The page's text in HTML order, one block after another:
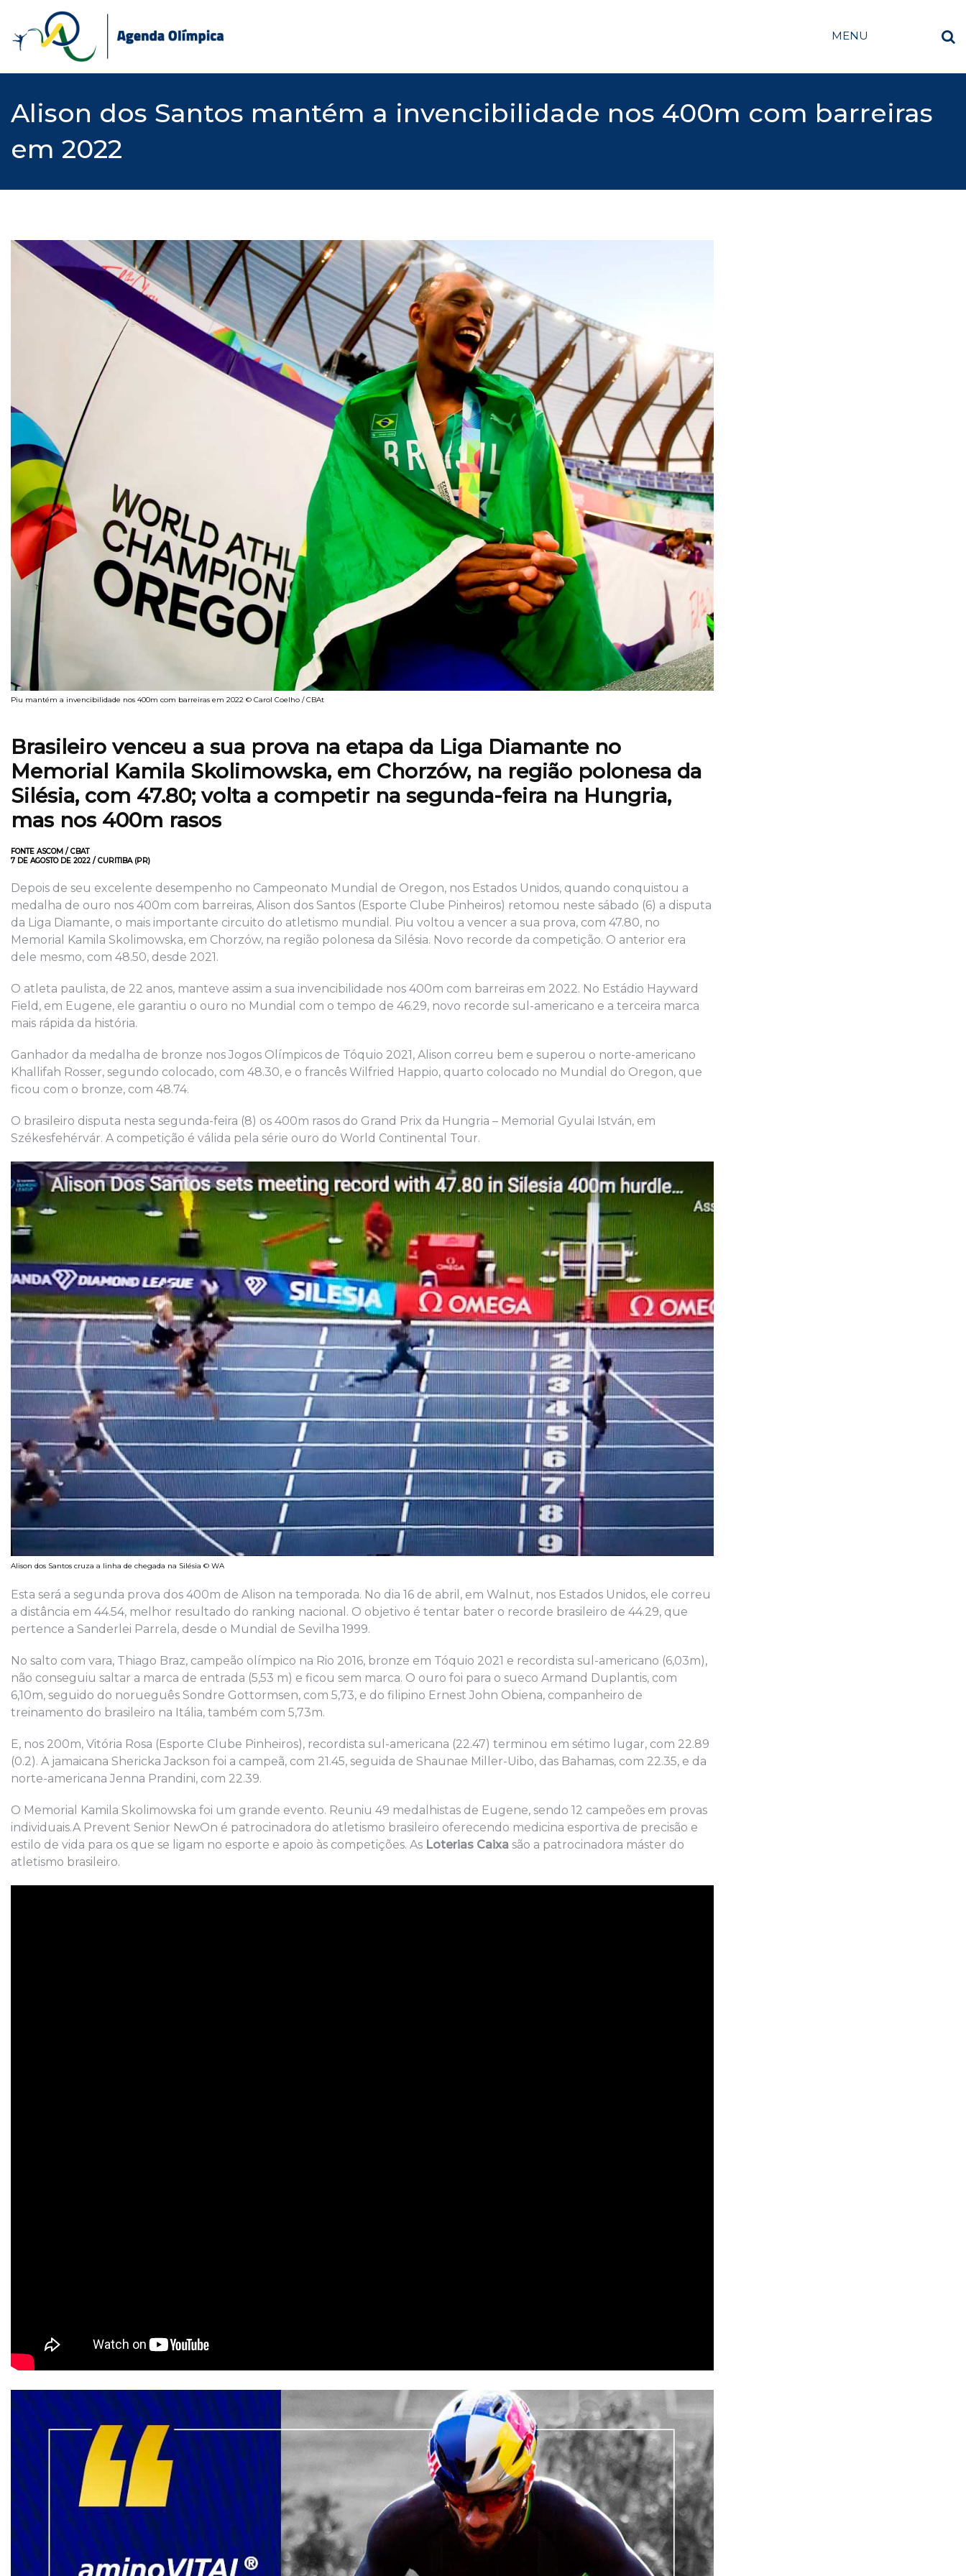
content
MENU
Alison dos Santos mantém a invencibilidade nos 400m com barreiras
em 2022
Piu mantém a invencibilidade nos 400m com barreiras em 2022 © Carol Coelho / CBAt
Brasileiro venceu a sua prova na etapa da Liga Diamante no
Memorial Kamila Skolimowska, em Chorzów, na região polonesa da
Silésia, com 47.80; volta a competir na segunda-feira na Hungria,
mas nos 400m rasos
FONTE ASCOM / CBAT
7 DE AGOSTO DE 2022 / CURITIBA (PR)
Depois de seu excelente desempenho no Campeonato Mundial de Oregon, nos Estados Unidos, quando conquistou a
medalha de ouro nos 400m com barreiras, Alison dos Santos (Esporte Clube Pinheiros) retomou neste sábado (6) a disputa
da Liga Diamante, o mais importante circuito do atletismo mundial. Piu voltou a vencer a sua prova, com 47.80, no
Memorial Kamila Skolimowska, em Chorzów, na região polonesa da Silésia. Novo recorde da competição. O anterior era
dele mesmo, com 48.50, desde 2021.
O atleta paulista, de 22 anos, manteve assim a sua invencibilidade nos 400m com barreiras em 2022. No Estádio Hayward
Field, em Eugene, ele garantiu o ouro no Mundial com o tempo de 46.29, novo recorde sul-americano e a terceira marca
mais rápida da história.
Ganhador da medalha de bronze nos Jogos Olímpicos de Tóquio 2021, Alison correu bem e superou o norte-americano
Khallifah Rosser, segundo colocado, com 48.30, e o francês Wilfried Happio, quarto colocado no Mundial do Oregon, que
ficou com o bronze, com 48.74.
O brasileiro disputa nesta segunda-feira (8) os 400m rasos do Grand Prix da Hungria – Memorial Gyulai István, em
Székesfehérvár. A competição é válida pela série ouro do World Continental Tour.
Alison dos Santos cruza a linha de chegada na Silésia © WA
Esta será a segunda prova dos 400m de Alison na temporada. No dia 16 de abril, em Walnut, nos Estados Unidos, ele correu
a distância em 44.54, melhor resultado do ranking nacional. O objetivo é tentar bater o recorde brasileiro de 44.29, que
pertence a Sanderlei Parrela, desde o Mundial de Sevilha 1999.
No salto com vara, Thiago Braz, campeão olímpico na Rio 2016, bronze em Tóquio 2021 e recordista sul-americano (6,03m),
não conseguiu saltar a marca de entrada (5,53 m) e ficou sem marca. O ouro foi para o sueco Armand Duplantis, com
6,10m, seguido do norueguês Sondre Gottormsen, com 5,73, e do filipino Ernest John Obiena, companheiro de
treinamento do brasileiro na Itália, também com 5,73m.
E, nos 200m, Vitória Rosa (Esporte Clube Pinheiros), recordista sul-americana (22.47) terminou em sétimo lugar, com 22.89
(0.2). A jamaicana Shericka Jackson foi a campeã, com 21.45, seguida de Shaunae Miller-Uibo, das Bahamas, com 22.35, e da
norte-americana Jenna Prandini, com 22.39.
O Memorial Kamila Skolimowska foi um grande evento. Reuniu 49 medalhistas de Eugene, sendo 12 campeões em provas
individuais.A Prevent Senior NewOn é patrocinadora do atletismo brasileiro oferecendo medicina esportiva de precisão e
estilo de vida para os que se ligam no esporte e apoio às competições. As Loterias Caixa são a patrocinadora máster do
atletismo brasileiro.